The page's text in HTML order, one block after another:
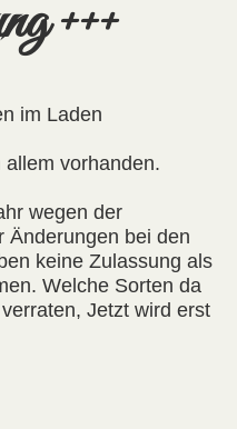
+++
im Laden
vorhanden.
wegen der
Änderungen bei den
keine Zulassung als
Welche Sorten da
Jetzt wird erst